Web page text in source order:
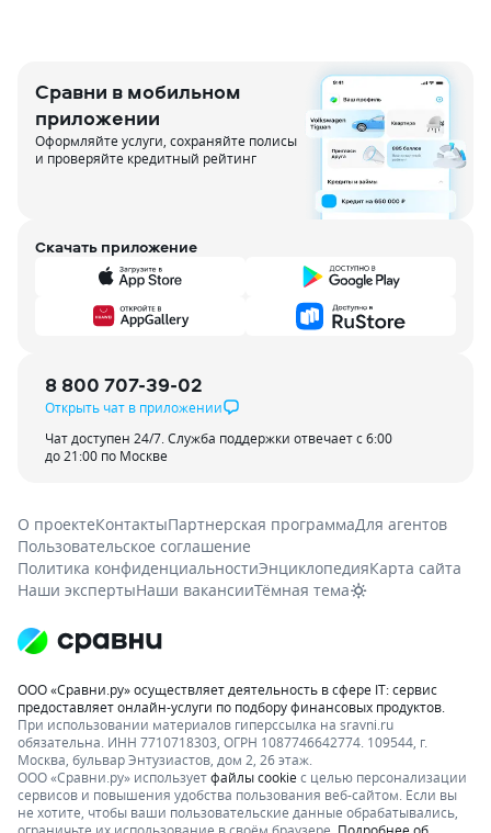
Сравни в мобильном
приложении
Оформляйте услуги, сохраняйте полисы
и проверяйте кредитный рейтинг
Скачать приложение
8 800 707-39-02
Открыть чат в приложении
Чат доступен 24/7. Служба поддержки отвечает с 6:00
до 21:00 по Москве
О проектеКонтактыПартнерская программаДля агентов
Пользовательское соглашение
Политика конфиденциальностиЭнциклопедияКарта сайта
Наши экспертыНаши вакансииТёмная тема
ООО «Сравни.ру» осуществляет деятельность в сфере IT: сервис
предоставляет онлайн-услуги по подбору финансовых продуктов.
При использовании материалов гиперссылка на sravni.ru
обязательна. ИНН 7710718303, ОГРН 1087746642774. 109544, г.
Москва, бульвар Энтузиастов, дом 2, 26 этаж.
ООО «Сравни.ру» используетфайлы cookieс целью персонализации
сервисов и повышения удобства пользования веб-сайтом. Если вы
не хотите, чтобы ваши пользовательские данные обрабатывались,